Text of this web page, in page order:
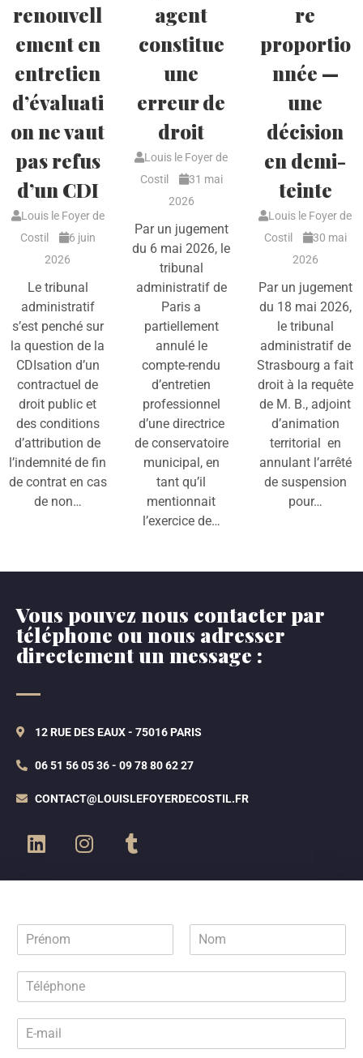
renouvell
ement en
entretien
d’évaluati
on ne vaut
pas refus
d’un CDI
Louis le Foyer de
Costil
6 juin
2026
Le tribunal
administratif
s’est penché sur
la question de la
CDIsation d’un
contractuel de
droit public et
des conditions
d’attribution de
l’indemnité de fin
de contrat en cas
de non…
agent
constitue
une
erreur de
droit
Louis le Foyer de
Costil
31 mai
2026
Par un jugement
du 6 mai 2026, le
tribunal
administratif de
Paris a
partiellement
annulé le
compte-rendu
d’entretien
professionnel
d’une directrice
de conservatoire
municipal, en
tant qu’il
mentionnait
l’exercice de…
re
proportio
nnée —
une
décision
en demi-
teinte
Louis le Foyer de
Costil
30 mai
2026
Par un jugement
du 18 mai 2026,
le tribunal
administratif de
Strasbourg a fait
droit à la requête
de M. B., adjoint
d’animation
territorial en
annulant l’arrêté
de suspension
pour…
Vous pouvez nous contacter par
téléphone ou nous adresser
directement un message :
12 RUE DES EAUX - 75016 PARIS
06 51 56 05 36 - 09 78 80 62 27
CONTACT@LOUISLEFOYERDECOSTIL.FR
r
n
o